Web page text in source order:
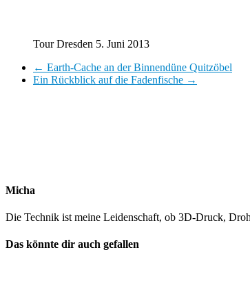
Tour Dresden 5. Juni 2013
← Earth-Cache an der Binnendüne Quitzöbel
Ein Rückblick auf die Fadenfische →
Micha
Die Technik ist meine Leidenschaft, ob 3D-Druck,
Das könnte dir auch gefallen